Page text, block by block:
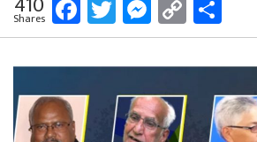
Shares Link